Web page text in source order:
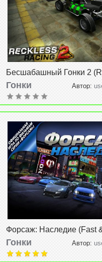
Бесшабашный Гонки 2
Racing 2) v1.0.4
Гонки Автор:
2015, 18:30
Форсаж: Наследие (Fast
Legacy) v0.3.2
Гонки Автор:
2015, 22:19